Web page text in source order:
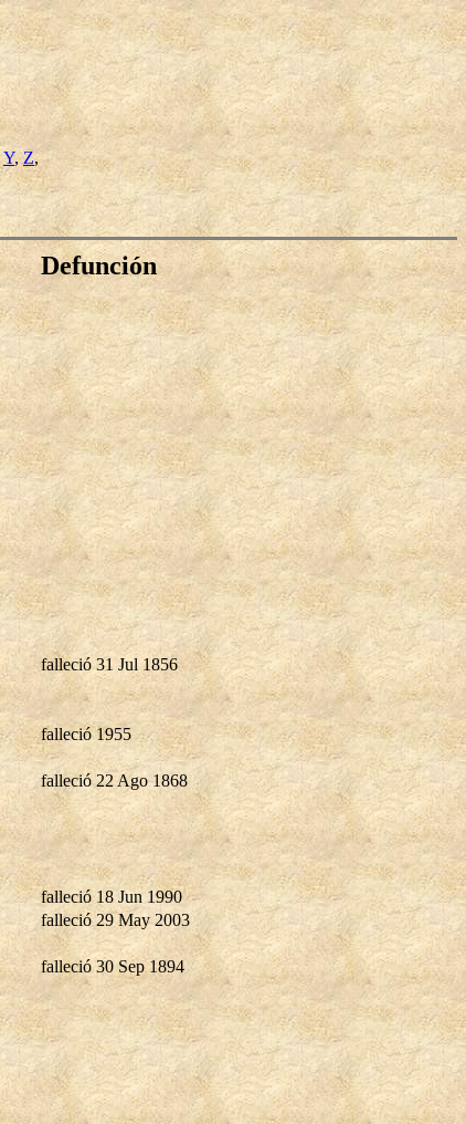
Y,Z,
Defunción
falleció 31 Jul 1856
falleció 1955
falleció 22 Ago 1868
falleció 18 Jun 1990
falleció 29 May 2003
falleció 30 Sep 1894